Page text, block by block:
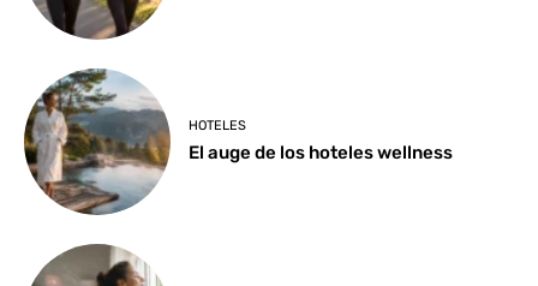
HOTELES
El auge de los hoteles wellness